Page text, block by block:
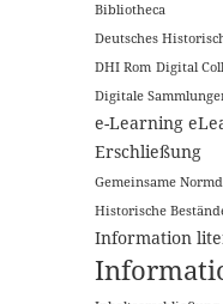
Bibliotheca
Deutsches
DHI Rom Digital
Digitale
e-Learning
Erschließung
Gemeinsame
Historische
Information